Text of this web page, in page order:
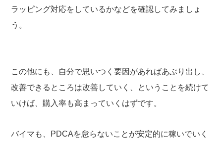
ラッピング対応をしているかなどを確認してみましょ
う。
この他にも、自分で思いつく要因があればあぶり出し、
改善できるところは改善していく、ということを続けて
いけば、購入率も高まっていくはずです。
バイマも、PDCAを怠らないことが安定的に稼いでいく